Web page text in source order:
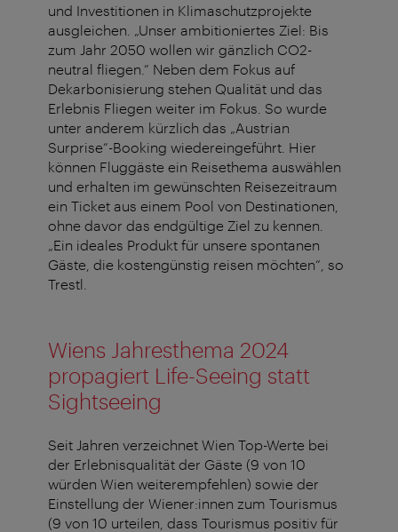
und Investitionen in Klimaschutzprojekte
ausgleichen. „Unser ambitioniertes Ziel: Bis
zum Jahr 2050 wollen wir gänzlich CO2-
neutral fliegen.“ Neben dem Fokus auf
Dekarbonisierung stehen Qualität und das
Erlebnis Fliegen weiter im Fokus. So wurde
unter anderem kürzlich das „Austrian
Surprise“-Booking wiedereingeführt. Hier
können Fluggäste ein Reisethema auswählen
und erhalten im gewünschten Reisezeitraum
ein Ticket aus einem Pool von Destinationen,
ohne davor das endgültige Ziel zu kennen.
„Ein ideales Produkt für unsere spontanen
Gäste, die kostengünstig reisen möchten“, so
Trestl.
Wiens Jahresthema 2024
propagiert Life-Seeing statt
Sightseeing
Seit Jahren verzeichnet Wien Top-Werte bei
der Erlebnisqualität der Gäste (9 von 10
würden Wien weiterempfehlen) sowie der
Einstellung der Wiener:innen zum Tourismus
(9 von 10 urteilen, dass Tourismus positiv für